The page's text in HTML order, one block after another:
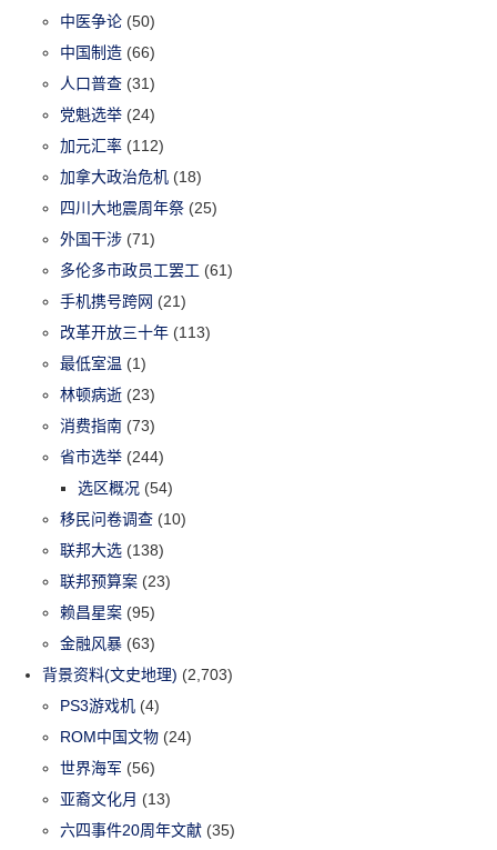
中医争论 (50)
中国制造 (66)
人口普查 (31)
党魁选举 (24)
加元汇率 (112)
加拿大政治危机 (18)
四川大地震周年祭 (25)
外国干涉 (71)
多伦多市政员工罢工 (61)
手机携号跨网 (21)
改革开放三十年 (113)
最低室温 (1)
林顿病逝 (23)
消费指南 (73)
省市选举 (244)
选区概况 (54)
移民问卷调查 (10)
联邦大选 (138)
联邦预算案 (23)
赖昌星案 (95)
金融风暴 (63)
背景资料(文史地理) (2,703)
PS3游戏机 (4)
ROM中国文物 (24)
世界海军 (56)
亚裔文化月 (13)
六四事件20周年文献 (35)